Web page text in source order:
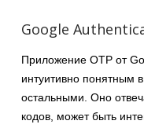
Google
Приложение OTP от
интуитивно понятным
остальными. Оно
кодов, может быть